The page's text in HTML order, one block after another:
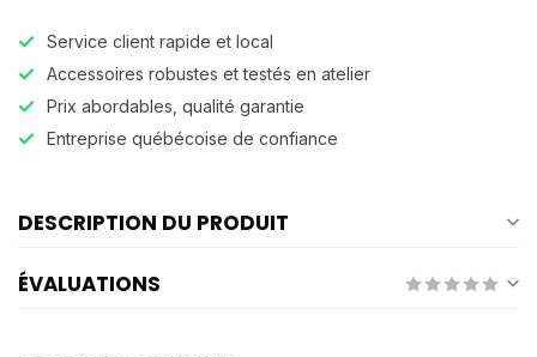
Service client rapide et local
Accessoires robustes et testés en atelier
Prix abordables, qualité garantie
Entreprise québécoise de confiance
DESCRIPTION DU PRODUIT
ÉVALUATIONS